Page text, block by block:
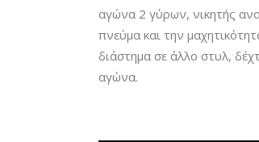
αγώνα 2 γύρων, νικητής
πνεύμα και την
διάστημα σε άλλο στυλ,
αγώνα.